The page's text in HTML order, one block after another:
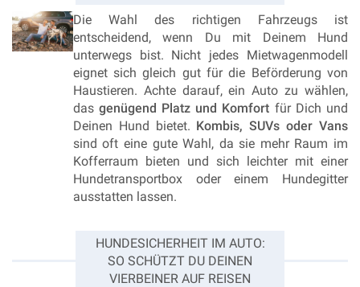
Die Wahl des richtigen Fahrzeugs ist
entscheidend, wenn Du mit Deinem Hund
unterwegs bist. Nicht jedes Mietwagenmodell
eignet sich gleich gut für die Beförderung von
Haustieren. Achte darauf, ein Auto zu wählen,
das genügend Platz und Komfort für Dich und
Deinen Hund bietet. Kombis, SUVs oder Vans
sind oft eine gute Wahl, da sie mehr Raum im
Kofferraum bieten und sich leichter mit einer
Hundetransportbox oder einem Hundegitter
ausstatten lassen.
HUNDESICHERHEIT IM AUTO:
SO SCHÜTZT DU DEINEN
VIERBEINER AUF REISEN